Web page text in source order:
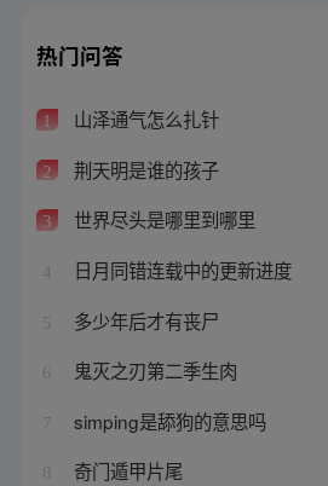
热门问答
1 山泽通气怎么扎针
2 荆天明是谁的孩子
3 世界尽头是哪里到哪里
4 日月同错连载中的更新进度
5 多少年后才有丧尸
6 鬼灭之刃第二季生肉
7 simping是舔狗的意思吗
8 奇门遁甲片尾